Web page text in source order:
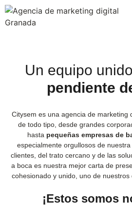
Un equipo
pendiente
Citysem es una agencia de marketing
de todo tipo, desde grandes
hasta pequeñas empresas de
especialmente orgullosos de
clientes, del trato cercano y de las
a boca es nuestra mejor carta de
cohesionado y unido, uno de nuestros
¡Estos somos